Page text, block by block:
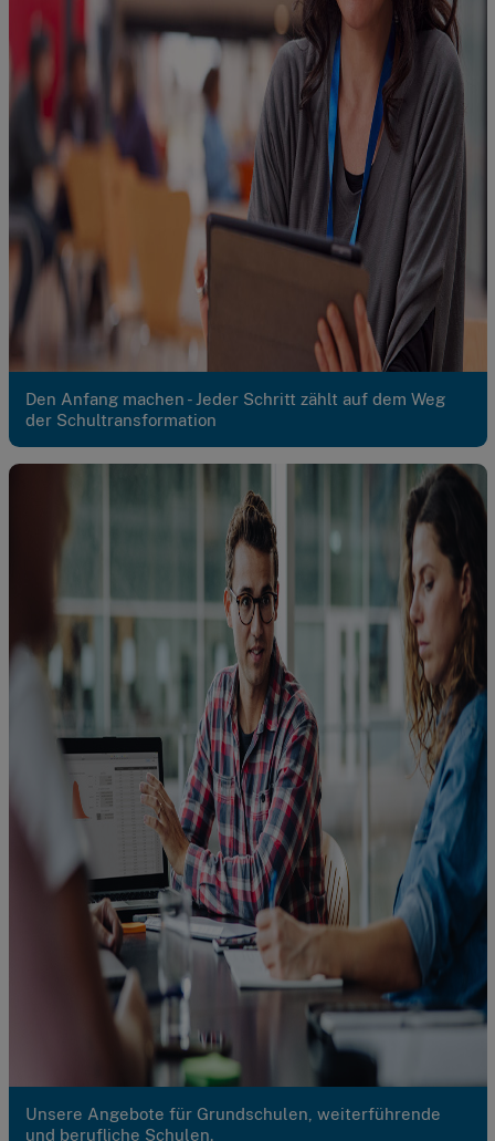
Den Anfang machen - Jeder Schritt zählt auf dem Weg
der Schultransformation
Unsere Angebote für Grundschulen, weiterführende
und berufliche Schulen.